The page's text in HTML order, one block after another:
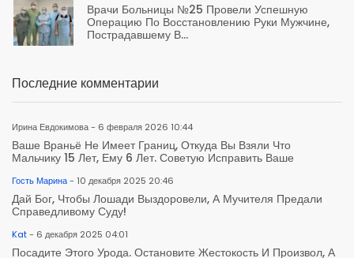
Врачи Больницы №25 Провели Успешную
Операцию По Восстановлению Руки Мужчине,
Пострадавшему В...
Последние комментарии
Ирина Евдокимова - 6 февраля 2026 10:44
Ваше Враньё Не Имеет Границ, Откуда Вы Взяли Что
Мальчику 15 Лет, Ему 6 Лет. Советую Исправить Ваше
Гость Марина- 10 декабря 2025 20:46
Дай Бог, Чтобы Лошади Выздоровели, А Мучителя Предали
Справедливому Суду!
Kat- 6 декабря 2025 04:01
Посадите Этого Урода. Остановите Жестокость И Произвол, А